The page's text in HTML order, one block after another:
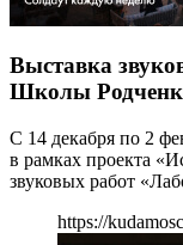
Выставка
Школы
С 14 декабря по 2
в рамках проекта
звуковых работ
https://